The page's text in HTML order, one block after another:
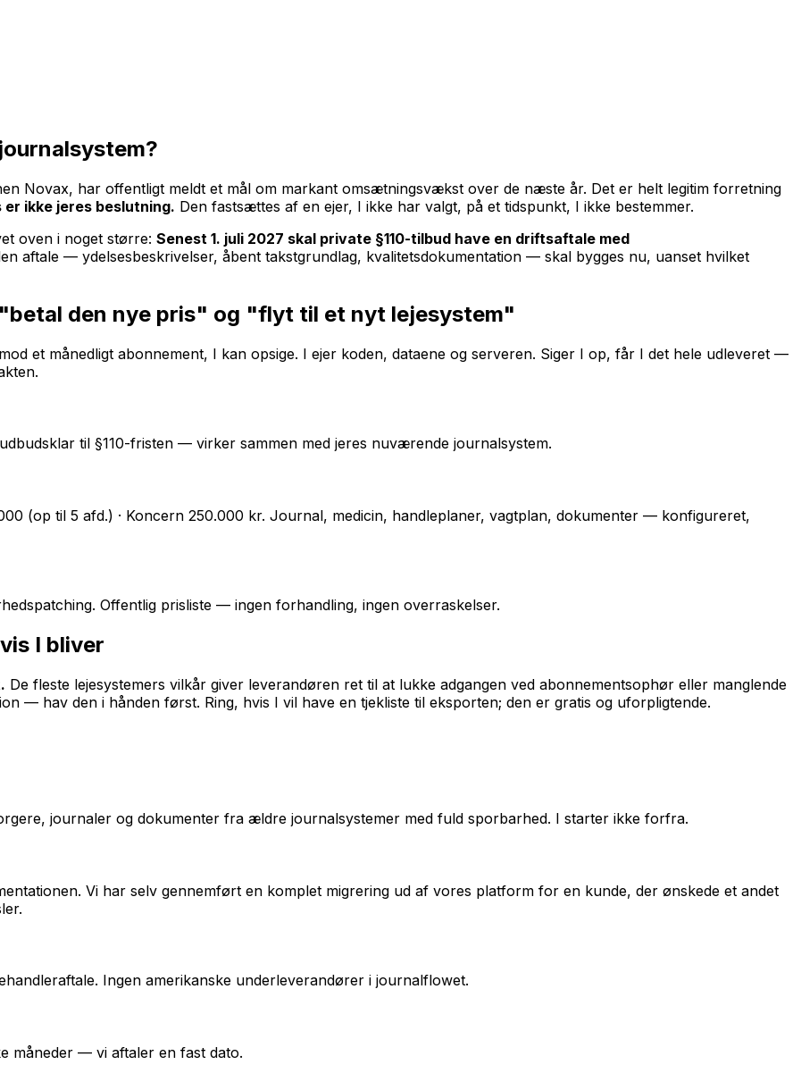
Novax, har offentligt meldt et mål om markant omsætningsvækst over de næste år. Det er helt legitim forretning
er ikke jeres beslutning. Den fastsættes af en ejer, I ikke har valgt, på et tidspunkt, I ikke bestemmer.
oven i noget større: Senest 1. juli 2027 skal private §110-tilbud have en driftsaftale med
aftale — ydelsesbeskrivelser, åbent takstgrundlag, kvalitetsdokumentation — skal bygges nu, uanset hvilket
den nye pris" og "flyt til et nyt lejesystem"
et månedligt abonnement, I kan opsige. I ejer koden, dataene og serveren. Siger I op, får I det hele udleveret —
til §110-fristen — virker sammen med jeres nuværende journalsystem.
(op til 5 afd.) · Koncern 250.000 kr. Journal, medicin, handleplaner, vagtplan, dokumenter — konfigureret,
Offentlig prisliste — ingen forhandling, ingen overraskelser.
I bliver
De fleste lejesystemers vilkår giver leverandøren ret til at lukke adgangen ved abonnementsophør eller manglende
— hav den i hånden først. Ring, hvis I vil have en tjekliste til eksporten; den er gratis og uforpligtende.
journaler og dokumenter fra ældre journalsystemer med fuld sporbarhed. I starter ikke forfra.
Vi har selv gennemført en komplet migrering ud af vores platform for en kunde, der ønskede et andet
Ingen amerikanske underleverandører i journalflowet.
måneder — vi aftaler en fast dato.